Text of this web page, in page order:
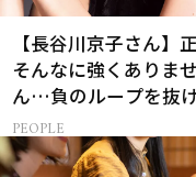
【長谷川京子さん】
そんなに強くありませ
ん…負のループを抜
15分の習慣とは?
PEOPLE